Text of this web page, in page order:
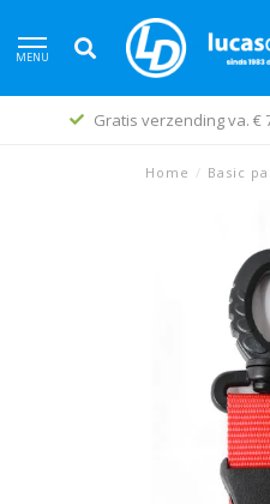
MENU
Gratis verzending va. €
Home / Basic